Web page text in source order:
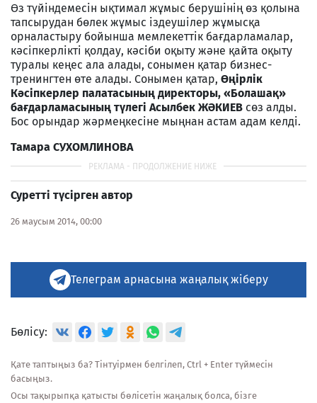
Өз түйіндемесін ықтимал жұмыс берушінің өз қолына
тапсырудан бөлек жұмыс іздеушілер жұмысқа
орналастыру бойынша мемлекеттік бағдарламалар,
кәсіпкерлікті қолдау, кәсіби оқыту және қайта оқыту
туралы кеңес ала алады, сонымен қатар бизнес-
тренингтен өте алады. Сонымен қатар, Өңірлік
Кәсіпкерлер палатасының директоры, «Болашақ»
бағдарламасының түлегі Асылбек ЖӘКИЕВ сөз алды.
Бос орындар жәрмеңкесіне мыңнан астам адам келді.
Тамара СУХОМЛИНОВА
Суретті түсірген автор
26 маусым 2014, 00:00
Телеграм арнасына жаңалық жіберу
Бөлісу:
Қате таптыңыз ба? Тінтуірмен белгілеп, Ctrl + Enter түймесін
басыңыз.
Осы тақырыпқа қатысты бөлісетін жаңалық болса, бізге